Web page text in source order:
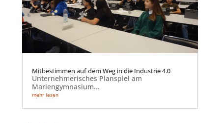
Mitbestimmen auf dem Weg in die Industrie 4.0
Unternehmerisches Planspiel am
Mariengymnasium...
mehr lesen